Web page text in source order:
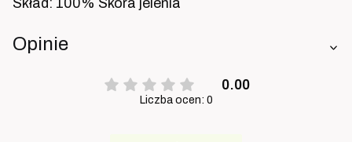
Skład: 100% Skóra jelenia
Opinie
0.00
Liczba ocen: 0